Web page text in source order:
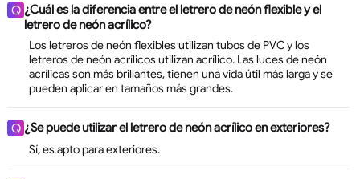
Q ¿Cuál es la diferencia entre el letrero de neón flexible y el
letrero de neón acrílico?
Los letreros de neón flexibles utilizan tubos de PVC y los
letreros de neón acrílicos utilizan acrílico. Las luces de neón
acrílicas son más brillantes, tienen una vida útil más larga y se
pueden aplicar en tamaños más grandes.
Q ¿Se puede utilizar el letrero de neón acrílico en exteriores?
Sí, es apto para exteriores.